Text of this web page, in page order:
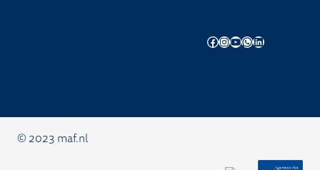
Facebook InstagramYouTube WhatsApp LinkedIn
© 2023 maf.nl